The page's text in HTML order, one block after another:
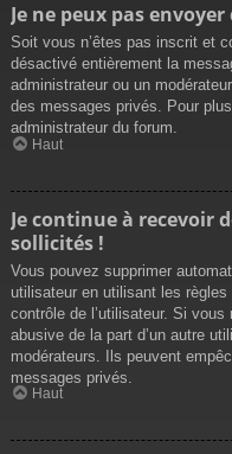
Je ne peux pas
Soit vous n’êtes pas inscrit et
désactivé entièrement la
administrateur ou un
des messages privés. Pour
administrateur du forum.
Haut
Je continue à recevoir
sollicités !
Vous pouvez supprimer
utilisateur en utilisant les
contrôle de l’utilisateur. Si
abusive de la part d’un autre
modérateurs. Ils peuvent
messages privés.
Haut